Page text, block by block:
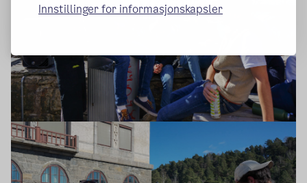
Innstillinger for informasjonskapsler